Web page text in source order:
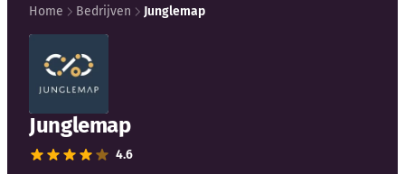
Kennisbank
Blog
Bedrijfsupdates
Externe bronnen
Home Bedrijven Junglemap
Junglemap
4.6